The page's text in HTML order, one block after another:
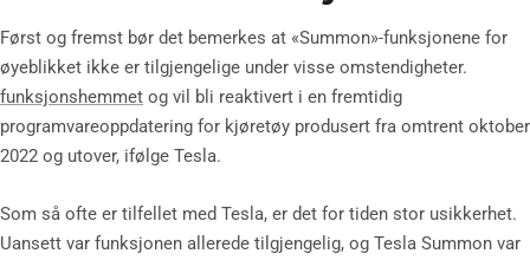
Først og fremst bør det bemerkes at «Summon»-funksjonene for
øyeblikket ikke er tilgjengelige under visse omstendigheter.
funksjonshemmet og vil bli reaktivert i en fremtidig
programvareoppdatering for kjøretøy produsert fra omtrent oktober
2022 og utover, ifølge Tesla.
Som så ofte er tilfellet med Tesla, er det for tiden stor usikkerhet.
Uansett var funksjonen allerede tilgjengelig, og Tesla Summon var